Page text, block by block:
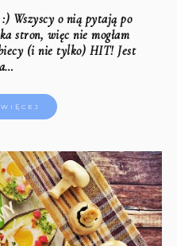
Wszyscy o nią pytają po
stron, więc nie mogłam
(i nie tylko) HIT! Jest